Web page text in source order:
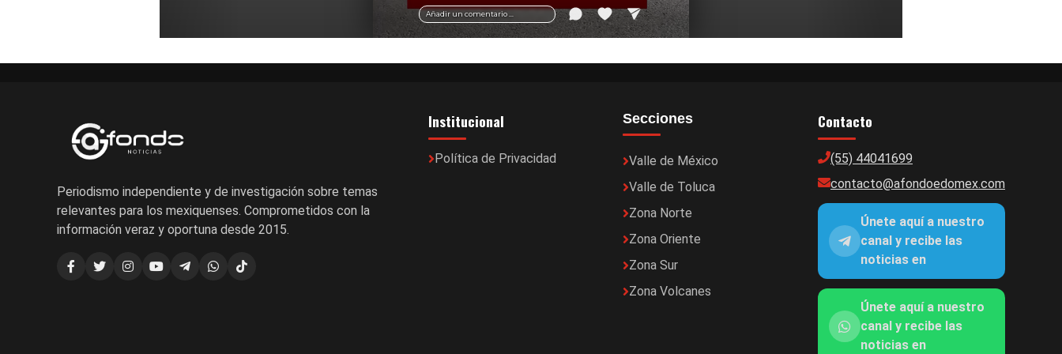
Añadir un comentario ...
Periodismo independiente y de investigación sobre temas
relevantes para los mexiquenses. Comprometidos con la
información veraz y oportuna desde 2015.
Institucional
Política de Privacidad
Secciones
Valle de México
Valle de Toluca
Zona Norte
Zona Oriente
Zona Sur
Zona Volcanes
Contacto
(55) 44041699
contacto@afondoedomex.com
Únete aquí a nuestro
canal y recibe las
noticias en
Únete aquí a nuestro
canal y recibe las
noticias en